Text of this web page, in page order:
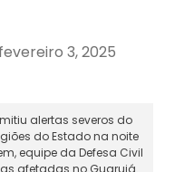
fevereiro 3, 2025
alertas severos do
do Estado na noite
equipe da Defesa Civil